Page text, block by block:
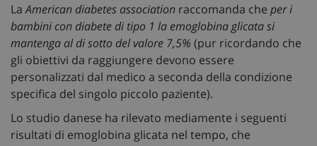
LaAmerican diabetes association raccomanda che per i
bambini con diabete di tipo 1 la emoglobina glicata si
mantenga al di sotto del valore 7,5% (pur ricordando che
gli obiettivi da raggiungere devono essere
personalizzati dal medico a seconda della condizione
specifica del singolo piccolo paziente).
Lo studio danese ha rilevato mediamente i seguenti
risultati di emoglobina glicata nel tempo, che